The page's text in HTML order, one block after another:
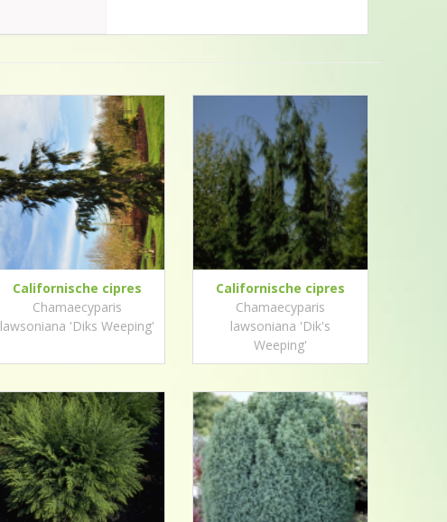
Californische cipres
Chamaecyparis
lawsoniana 'Diks Weeping'
Californische cipres
Chamaecyparis
lawsoniana 'Dik's
Weeping'